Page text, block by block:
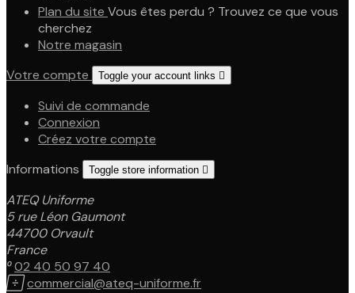
Plan du site Vous êtes perdu ? Trouvez ce que vous
cherchez
Notre magasin
Votre compte
Toggle your account links 
Suivi de commande
Connexion
Créez votre compte
Informations
Toggle store information 
ATEQ Uniforme
5 rue Léon Gaumont
44700 Orvault
France
02 40 50 97 40
commercial@ateq-uniforme.fr